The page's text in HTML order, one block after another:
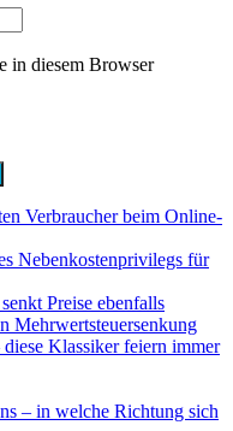
in diesem Browser
Verbraucher beim Online-
Nebenkostenprivilegs für
Preise ebenfalls
Mehrwertsteuersenkung
Klassiker feiern immer
– in welche Richtung sich